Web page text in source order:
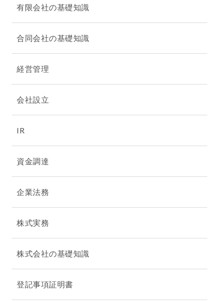
有限会社の基礎知識
合同会社の基礎知識
経営管理
会社設立
IR
資金調達
企業法務
株式実務
株式会社の基礎知識
登記事項証明書